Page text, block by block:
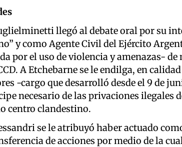
llegó al debate oral por su
y como Agente Civil del Ejército
por el uso de violencia y amenazas- de
A Etchebarne se le endilga, en
-cargo que desarrolló desde el 9 de
necesario de las privaciones ilegales
centro clandestino.
se le atribuyó haber actuado
de acciones por medio de la